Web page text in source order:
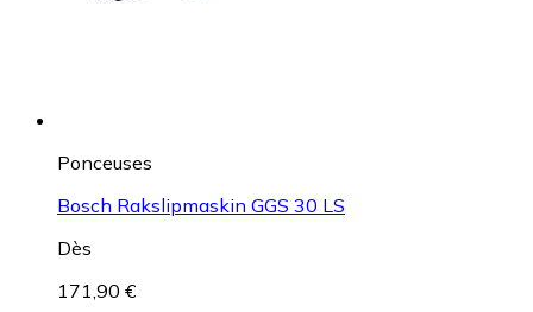
Ponceuses
Bosch Rakslipmaskin GGS 30 LS
Dès
171,90 €